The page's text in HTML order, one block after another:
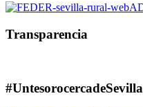
Transparencia
#UntesorocercadeSevilla